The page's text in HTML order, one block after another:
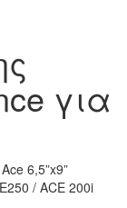
για
6,5”x9”
/ ACE 200i